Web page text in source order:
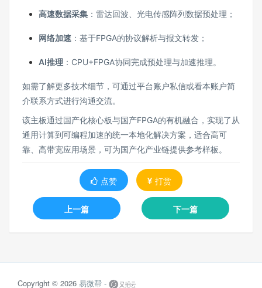
高速数据采集 ：雷达回波、光电传感阵列数据预处理；
网络加速 ：基于FPGA的协议解析与报文转发；
AI推理 ：CPU+FPGA协同完成预处理与加速推理。
如需了解更多技术细节，可通过平台账户私信或看本账户简
介联系方式进行沟通交流。
该主板通过国产化核心板与国产FPGA的有机融合，实现了从
通用计算到可编程加速的统一本地化解决方案，适合高可
靠、高带宽应用场景，可为国产化产业链提供参考样板。
点赞 打赏
上一篇 下一篇
Copyright © 2026 易微帮 -